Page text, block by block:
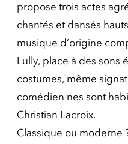
propose trois actes
chantés et dansés
musique d’origine
Lully, place à des sons
costumes, même
comédien·nes sont
Christian Lacroix.
Classique ou moderne